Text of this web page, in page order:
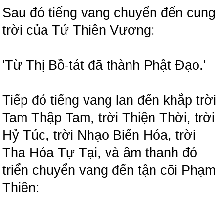
Sau đó tiếng vang chuyển đến cung
trời của Tứ Thiên Vương:
'Từ Thị Bồ-tát đã thành Phật Đạo.'
Tiếp đó tiếng vang lan đến khắp trời
Tam Thập Tam, trời Thiện Thời, trời
Hỷ Túc, trời Nhạo Biến Hóa, trời
Tha Hóa Tự Tại, và âm thanh đó
triển chuyển vang đến tận cõi Phạm
Thiên: